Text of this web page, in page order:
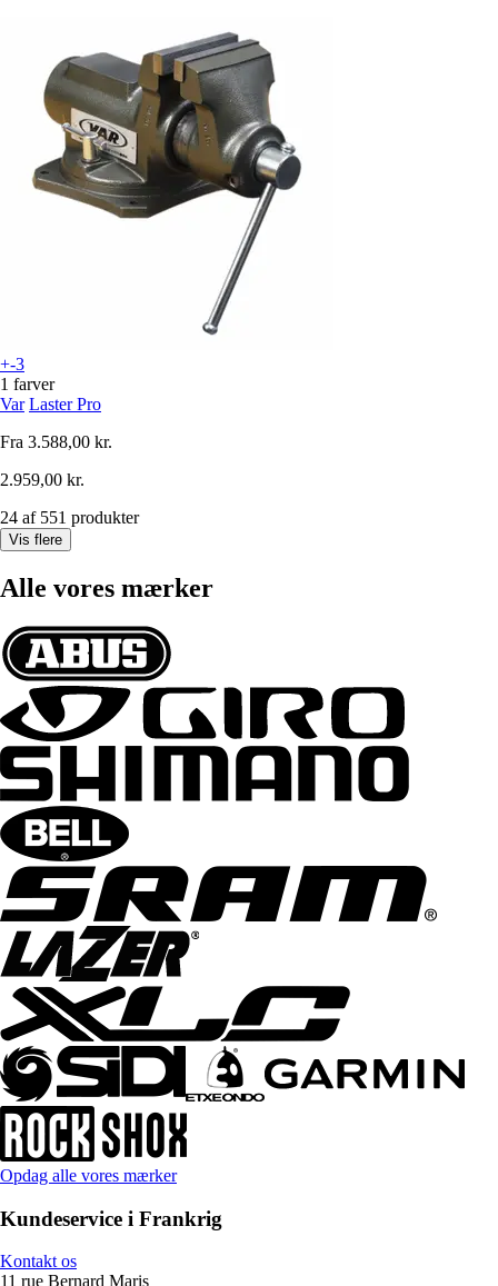
+-3
1 farver
Var Laster Pro
Fra 3.588,00 kr.
2.959,00 kr.
24 af 551 produkter
Vis flere
Alle vores mærker
Opdag alle vores mærker
Kundeservice i Frankrig
Kontakt os
11 rue Bernard Maris